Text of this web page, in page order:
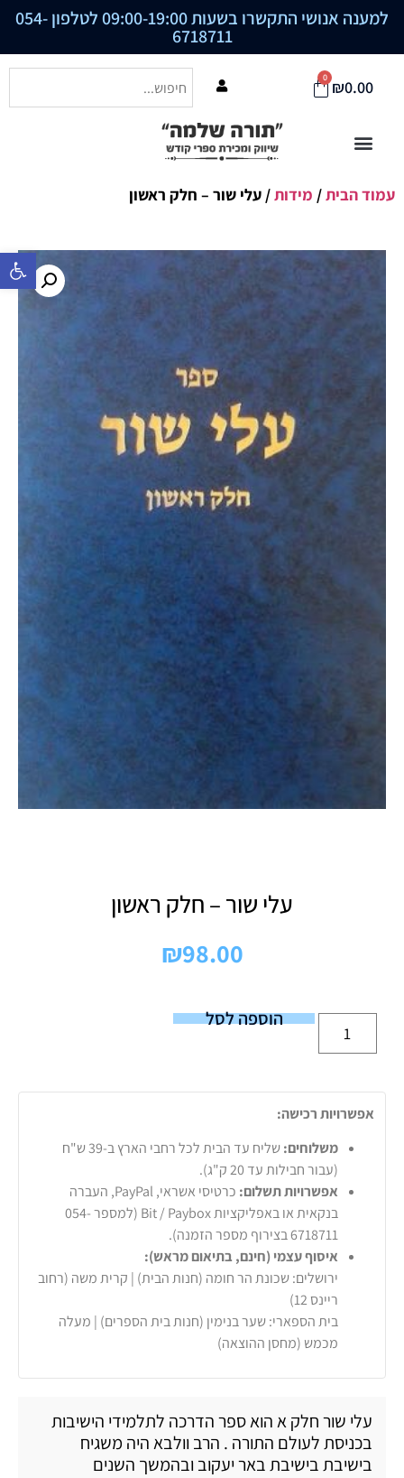
פתח סרגל
למענה אנושי התקשרו בשעות 09:00-19:00 לטלפון 054-
6718711
₪0.00
0
עמוד הבית/ מידות/ עלי שור – חלק ראשון
עלי שור – חלק ראשון
₪98.00
הוספה לסל
אפשרויות רכישה:
משלוחים:
שליח עד הבית לכל רחבי הארץ ב-39 ש"ח
(עבור חבילות עד 20 ק"ג).
אפשרויות תשלום:
כרטיסי אשראי, PayPal, העברה
בנקאית או באפליקציות Bit / Paybox (למספר 054-
6718711 בצירוף מספר הזמנה).
איסוף עצמי (חינם, בתיאום מראש):
ירושלים: שכונת הר חומה (חנות הבית) | קרית משה (רחוב
ריינס 12)
בית הספארי: שער בנימין (חנות בית הספרים) | מעלה
מכמש (מחסן ההוצאה)
עלי שור חלק א הוא ספר הדרכה לתלמידי הישיבות
בכניסת לעולם התורה . הרב וולבא היה משגיח
בישיבת בישיבת באר יעקוב ובהמשך השנים